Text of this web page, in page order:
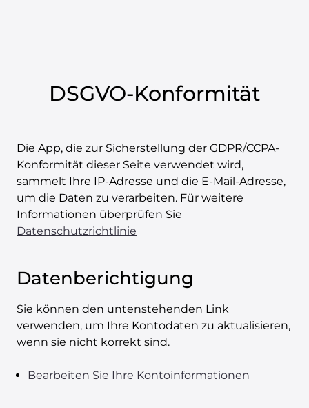
DSGVO-Konformität
Die App, die zur Sicherstellung der GDPR/CCPA-
Konformität dieser Seite verwendet wird,
sammelt Ihre IP-Adresse und die E-Mail-Adresse,
um die Daten zu verarbeiten. Für weitere
Informationen überprüfen Sie
Datenschutzrichtlinie
Datenberichtigung
Sie können den untenstehenden Link
verwenden, um Ihre Kontodaten zu aktualisieren,
wenn sie nicht korrekt sind.
Bearbeiten Sie Ihre Kontoinformationen